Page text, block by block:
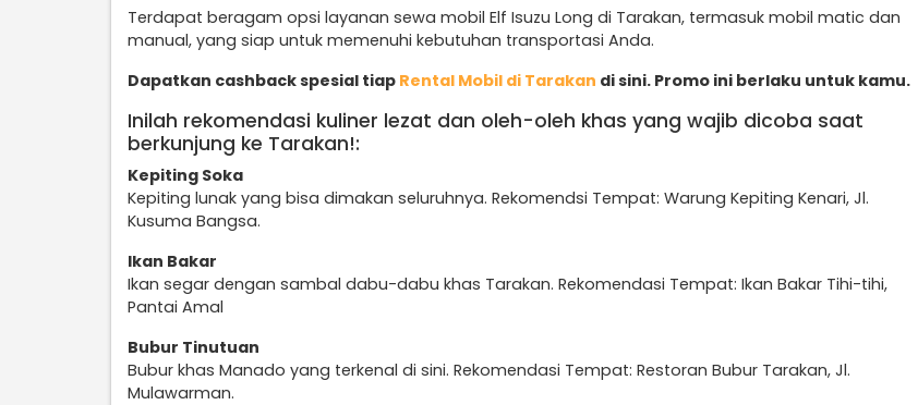
Terdapat beragam opsi layanan sewa mobil Elf Isuzu Long di Tarakan, termasuk mobil matic dan
manual, yang siap untuk memenuhi kebutuhan transportasi Anda.
Dapatkan cashback spesial tiap Rental Mobil di Tarakan di sini. Promo ini berlaku untuk kamu.
Inilah rekomendasi kuliner lezat dan oleh-oleh khas yang wajib dicoba saat
berkunjung ke Tarakan!:
Kepiting Soka
Kepiting lunak yang bisa dimakan seluruhnya. Rekomendsi Tempat: Warung Kepiting Kenari, Jl.
Kusuma Bangsa.
Ikan Bakar
Ikan segar dengan sambal dabu-dabu khas Tarakan. Rekomendasi Tempat: Ikan Bakar Tihi-tihi,
Pantai Amal
Bubur Tinutuan
Bubur khas Manado yang terkenal di sini. Rekomendasi Tempat: Restoran Bubur Tarakan, Jl.
Mulawarman.